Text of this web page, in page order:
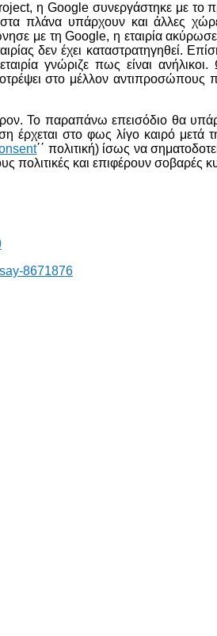
η Google συνεργάστηκε με το
πλάνα υπάρχουν και άλλες
με τη Google, η εταιρία ακύρωσε
δεν έχει καταστρατηγηθεί.
γνώριζε πως είναι
στο μέλλον
Το παραπάνω επεισόδιο θα
έρχεται στο φως λίγο καιρό μετά
΄΄ πολιτική) ίσως να
πολιτικές και επιφέρουν σοβαρές
8671876